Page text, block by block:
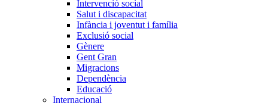
Intervenció social
Salut i discapacitat
Infància i joventut i família
Exclusió social
Gènere
Gent Gran
Migracions
Dependència
Educació
Internacional